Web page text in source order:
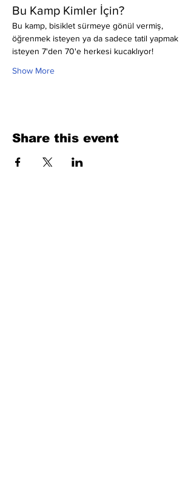
Bu Kamp Kimler İçin?
Bu kamp, bisiklet sürmeye gönül vermiş,
öğrenmek isteyen ya da sadece tatil yapmak
isteyen 7'den 70'e herkesi kucaklıyor!
Show More
Share this event